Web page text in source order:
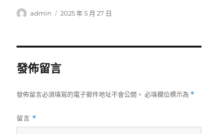
作
admin
發
2025 年 5 月 27 日
發佈留言
發佈留言必須填寫的電子郵件地址不會公開。 必填欄位標示為 *
留言 *